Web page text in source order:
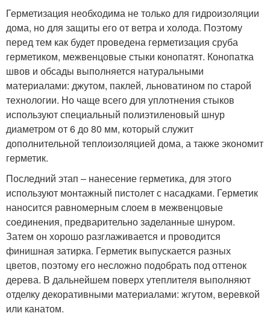
Герметизация необходима не только для гидроизоляции
дома, но для защиты его от ветра и холода. Поэтому
перед тем как будет проведена герметизация сруба
герметиком, межвенцовые стыки конопатят. Конопатка
швов и обсады выполняется натуральными
материалами: джутом, паклей, льноватином по старой
технологии. Но чаще всего для уплотнения стыков
используют специальный полиэтиленовый шнур
диаметром от 6 до 80 мм, который служит
дополнительной теплоизоляцией дома, а также экономит
герметик.
Последний этап – нанесение герметика, для этого
используют монтажный пистолет с насадками. Герметик
наносится равномерным слоем в межвенцовые
соединения, предварительно заделанные шнуром.
Затем он хорошо разглаживается и проводится
финишная затирка. Герметик выпускается разных
цветов, поэтому его несложно подобрать под оттенок
дерева. В дальнейшем поверх утеплителя выполняют
отделку декоративными материалами: жгутом, веревкой
или канатом.